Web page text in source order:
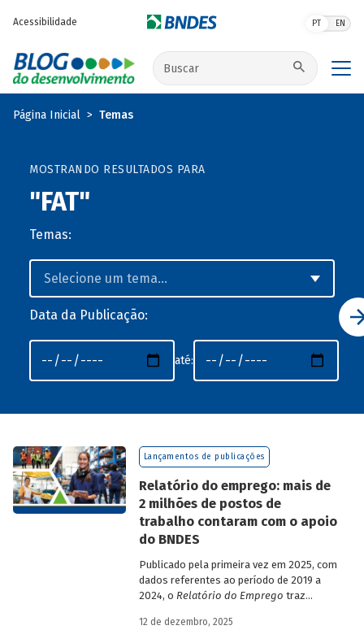
Acessibilidade PT EN
Buscar no site
Página Inicial Temas
MOSTRANDO RESULTADOS PARA
"FAT"
Temas:
Data da Publicação:
até:
Lançamentos de publicações
Relatório do emprego: mais de
2 milhões de postos de
trabalho contaram com o apoio
do BNDES
Publicado pela primeira vez em 2025, com
dados referentes ao período de 2019 a
2024, o Relatório do Emprego traz
atuação do Banco sobre o mercado de
12 de dezembro, 2025